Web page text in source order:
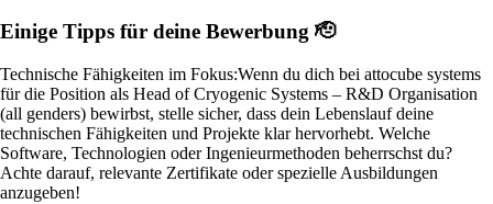
Einige Tipps für deine Bewerbung 🫡
Technische Fähigkeiten im Fokus:Wenn du dich bei attocube systems
für die Position als Head of Cryogenic Systems – R&D Organisation
(all genders) bewirbst, stelle sicher, dass dein Lebenslauf deine
technischen Fähigkeiten und Projekte klar hervorhebt. Welche
Software, Technologien oder Ingenieurmethoden beherrschst du?
Achte darauf, relevante Zertifikate oder spezielle Ausbildungen
anzugeben!